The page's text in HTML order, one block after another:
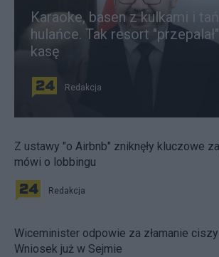
Karaoke, basen z kulkami i
hulańce. Tak resort
kasę
Redakcja
Z ustawy "o Airbnb" zniknęły kluczowe
mówi o lobbingu
Redakcja
Wiceminister odpowie za złamanie
Wniosek już w Sejmie